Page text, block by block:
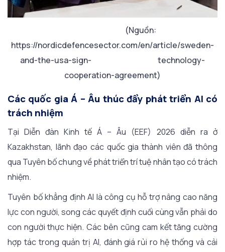
(Nguồn:
https://nordicdefencesector.com/en/article/sweden-
and-the-usa-sign- technology-
cooperation-agreement)
Các quốc gia Á – Âu thúc đẩy phát triển AI có
trách nhiệm
Tại Diễn đàn Kinh tế Á – Âu (EEF) 2026 diễn ra ở
Kazakhstan, lãnh đạo các quốc gia thành viên đã thông
qua Tuyên bố chung về phát triển trí tuệ nhân tạo có trách
nhiệm.
Tuyên bố khẳng định AI là công cụ hỗ trợ nâng cao năng
lực con người, song các quyết định cuối cùng vẫn phải do
con người thực hiện. Các bên cũng cam kết tăng cường
hợp tác trong quản trị AI, đánh giá rủi ro hệ thống và cải